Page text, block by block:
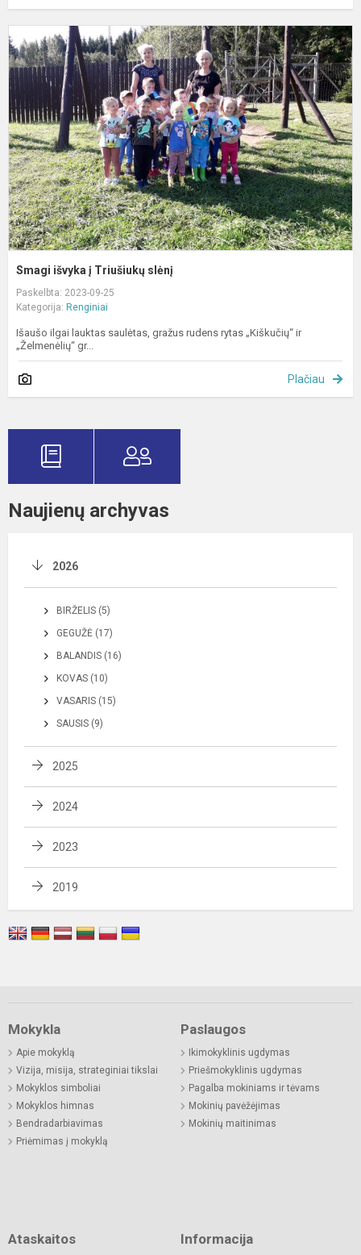
Smagi išvyka į Triušiukų slėnį
Paskelbta: 2023-09-25
Kategorija: Renginiai
Išaušo ilgai lauktas saulėtas, gražus rudens rytas „Kiškučių“ ir
„Želmenėlių“ gr...
Plačiau
Naujienų archyvas
2026
BIRŽELIS (5)
GEGUŽĖ (17)
BALANDIS (16)
KOVAS (10)
VASARIS (15)
SAUSIS (9)
2025
2024
2023
2019
Mokykla
Apie mokyklą
Vizija, misija, strateginiai tikslai
Mokyklos simboliai
Mokyklos himnas
Bendradarbiavimas
Priėmimas į mokyklą
Paslaugos
Ikimokyklinis ugdymas
Priešmokyklinis ugdymas
Pagalba mokiniams ir tėvams
Mokinių pavėžėjimas
Mokinių maitinimas
Ataskaitos Informacija